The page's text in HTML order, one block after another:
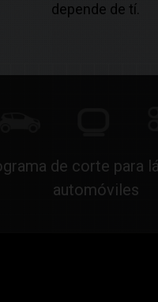
depende de tí.
de corte para
automóviles